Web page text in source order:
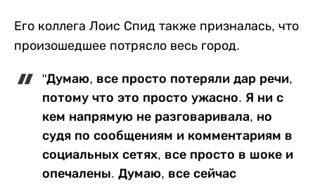
Его коллега Лоис Спид также призналась, что
произошедшее потрясло весь город.
"Думаю, все просто потеряли дар речи,
потому что это просто ужасно. Я ни с
кем напрямую не разговаривала, но
судя по сообщениям и комментариям в
социальных сетях, все просто в шоке и
опечалены. Думаю, все сейчас